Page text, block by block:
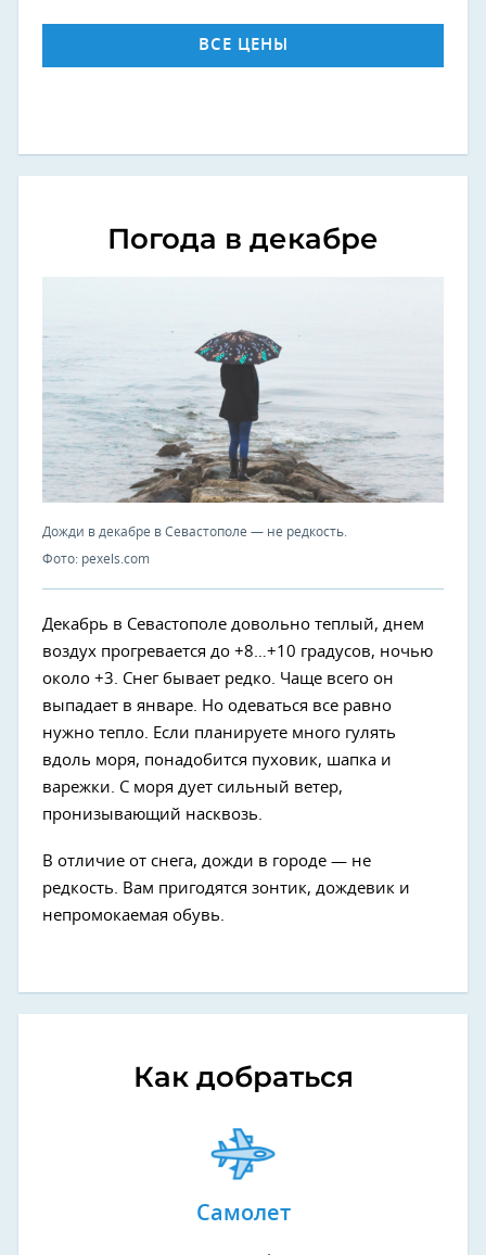
ВСЕ ЦЕНЫ
Погода в декабре
Дожди в декабре в Севастополе — не редкость.
Фото: pexels.com
Декабрь в Севастополе довольно теплый, днем
воздух прогревается до +8…+10 градусов, ночью
около +3. Снег бывает редко. Чаще всего он
выпадает в январе. Но одеваться все равно
нужно тепло. Если планируете много гулять
вдоль моря, понадобится пуховик, шапка и
варежки. С моря дует сильный ветер,
пронизывающий насквозь.
В отличие от снега, дожди в городе — не
редкость. Вам пригодятся зонтик, дождевик и
непромокаемая обувь.
Как добраться
Самолет